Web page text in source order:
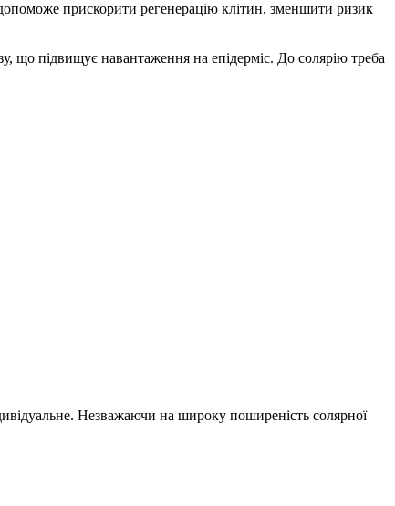
прискорити регенерацію клітин, зменшити ризик
що підвищує навантаження на епідерміс. До солярію треба
Незважаючи на широку поширеність солярної